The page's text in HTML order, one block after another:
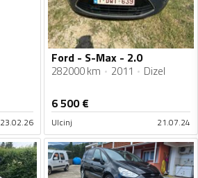
23.02.26
Ford - S-Max - 2.0
282000 km 2011 Dizel
6 500€
Ulcinj 21.07.24